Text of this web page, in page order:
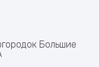
Большие